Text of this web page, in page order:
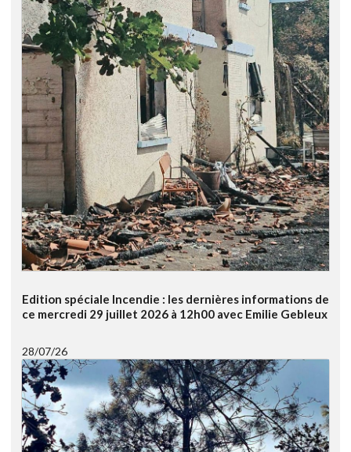
Edition spéciale Incendie : les dernières informations de
ce mercredi 29 juillet 2026 à 12h00 avec Emilie Gebleux
28/07/26